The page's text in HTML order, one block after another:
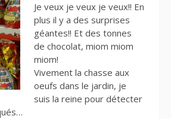
Je veux je veux je veux!! En
plus il y a des surprises
géantes!! Et des tonnes
de chocolat, miom miom
miom!
Vivement la chasse aux
oeufs dans le jardin, je
suis la reine pour détecter